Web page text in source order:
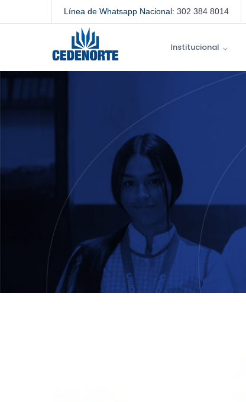
Línea de Whatsapp Nacional: 302 384 8014
Institucional